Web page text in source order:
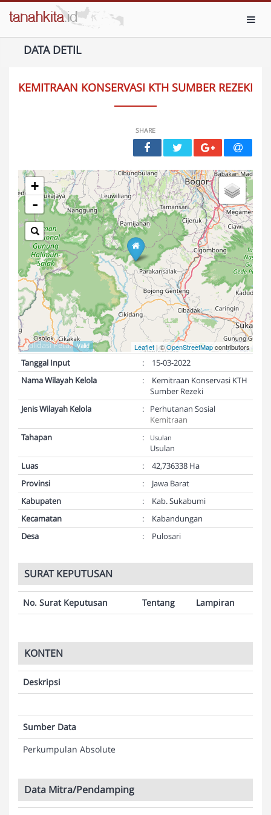
DATA DETIL
KEMITRAAN KONSERVASI KTH SUMBER REZEKI
SHARE
+
-
Leaflet | ©OpenStreetMapcontributors
Validasi Peta: Valid
Tanggal Input :
15-03-2022
Nama Wilayah Kelola
:
Kemitraan Konservasi KTH
Sumber Rezeki
Jenis Wilayah Kelola
:
Perhutanan Sosial
Kemitraan
Tahapan
: Usulan
Usulan
Luas
:
42,736338 Ha
Provinsi
:
Jawa Barat
Kabupaten
:
Kab. Sukabumi
Kecamatan
:
Kabandungan
Desa
: Pulosari
SURAT KEPUTUSAN
No. Surat Keputusan Tentang Lampiran
KONTEN
Deskripsi
Sumber Data
Perkumpulan Absolute
Data Mitra/Pendamping